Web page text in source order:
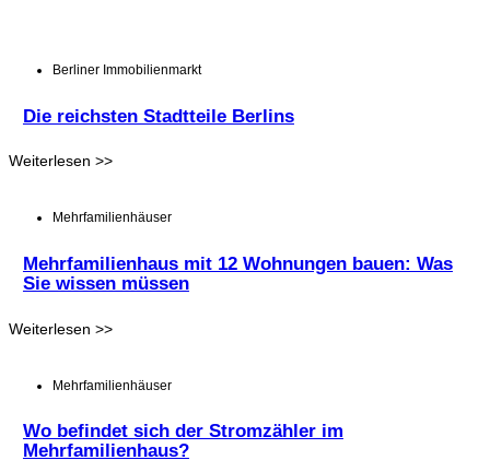
Berliner Immobilienmarkt
Die reichsten Stadtteile Berlins
Weiterlesen >>
Mehrfamilienhäuser
Mehrfamilienhaus mit 12 Wohnungen bauen: Was
Sie wissen müssen
Weiterlesen >>
Mehrfamilienhäuser
Wo befindet sich der Stromzähler im
Mehrfamilienhaus?